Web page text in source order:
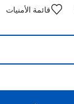
قائمة الأمنيات